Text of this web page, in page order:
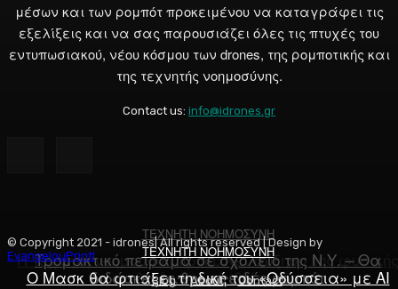
ΤΕΧΝΗΤΗ ΝΟΗΜΟΣΥΝΗ
Η τεχνητή νοημοσύνη προκαλεί αύξηση της φυσικής
ανθρώπινης ηλιθιότητας;
ΤΕΧΝΗΤΗ ΝΟΗΜΟΣΥΝΗ
Τρομακτικό πείραμα σε σχολείο της Ν.Υ. – Θα
διδάσκει ανθρωποειδές ρομπότ
ΤΕΧΝΗΤΗ ΝΟΗΜΟΣΥΝΗ
Ο Μασκ θα φτιάξει τη δική του «Οδύσσεια» με AI
μέσων και των ρομπότ προκειμένου να καταγράφει τις
εξελίξεις και να σας παρουσιάζει όλες τις πτυχές του
εντυπωσιακού, νέου κόσμου των drones, της ρομποτικής και
της τεχνητής νοημοσύνης.
Contact us: info@idrones.gr
© Copyright 2021 - idrones| All rights reserved | Design by
EvangelouPrint!
Blog
About Contact